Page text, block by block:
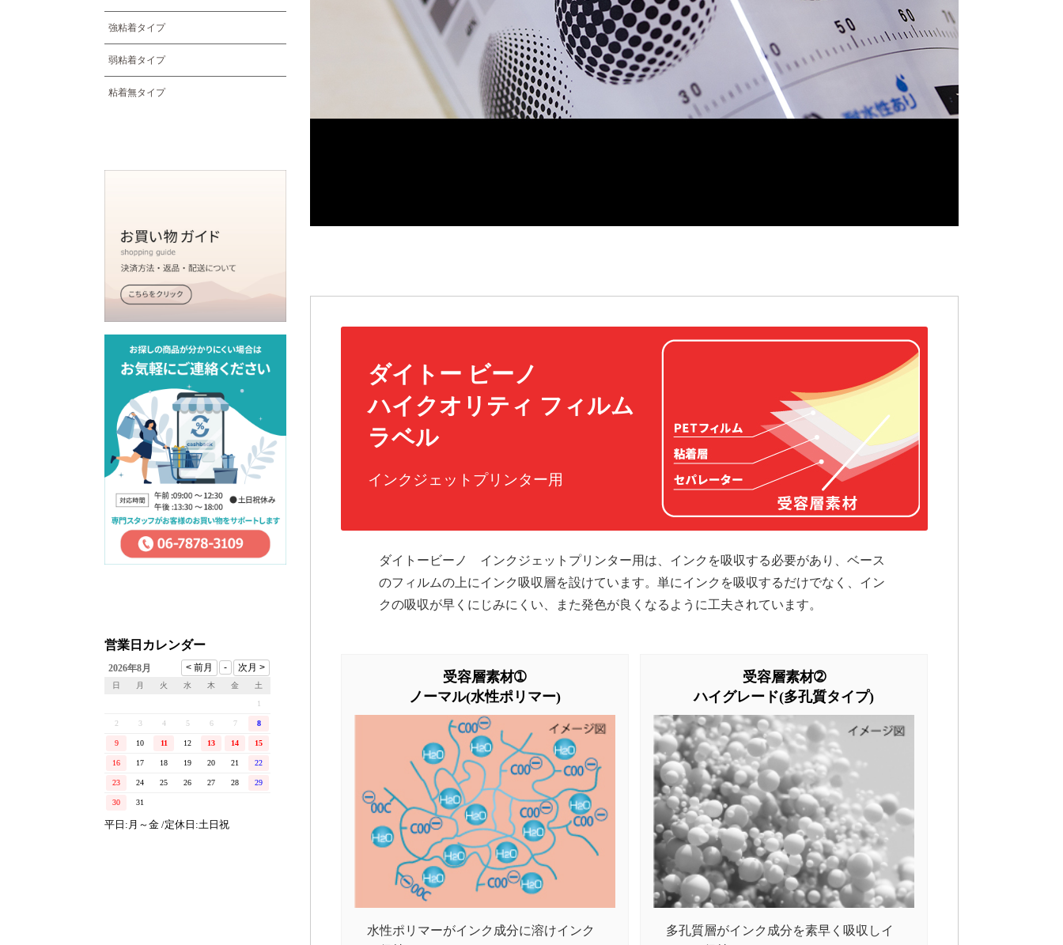
強粘着タイプ
弱粘着タイプ
粘着無タイプ
営業日カレンダー
2026年8月
日 月 火 水 木 金 土
1
2 3 4 5 6 7 8
9 10 11 12 13 14 15
16 17 18 19 20 21 22
23 24 25 26 27 28 29
30 31
平日:月～金 /定休日:土日祝
ダイトー ビーノ
ハイクオリティ フィルム
ラベル
インクジェットプリンター用
ダイトービーノ インクジェットプリンター用は、インクを吸収する必要があり、ベース
のフィルムの上にインク吸収層を設けています。単にインクを吸収するだけでなく、イン
クの吸収が早くにじみにくい、また発色が良くなるように工夫されています。
受容層素材➀
ノーマル(水性ポリマー)
水性ポリマーがインク成分に溶けインク
受容層素材➁
ハイグレード(多孔質タイプ)
多孔質層がインク成分を素早く吸収しイ